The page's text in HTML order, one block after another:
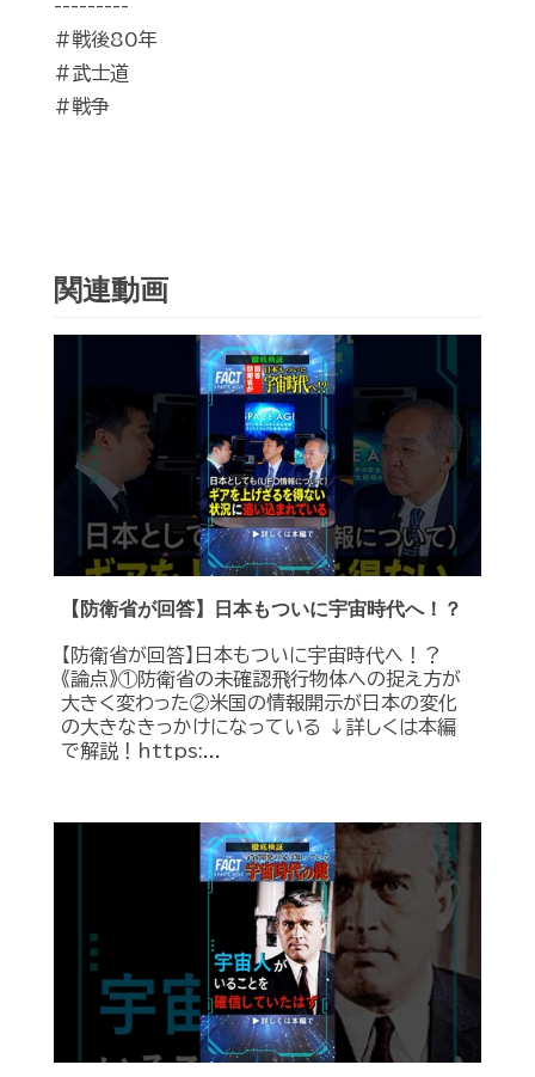
---------
#戦後80年
#武士道
#戦争
関連動画
【防衛省が回答】日本もついに宇宙時代へ！？
【防衛省が回答】日本もついに宇宙時代へ！？
《論点》①防衛省の未確認飛行物体への捉え方が
大きく変わった②米国の情報開示が日本の変化
の大きなきっかけになっている ↓詳しくは本編
で解説！https:...